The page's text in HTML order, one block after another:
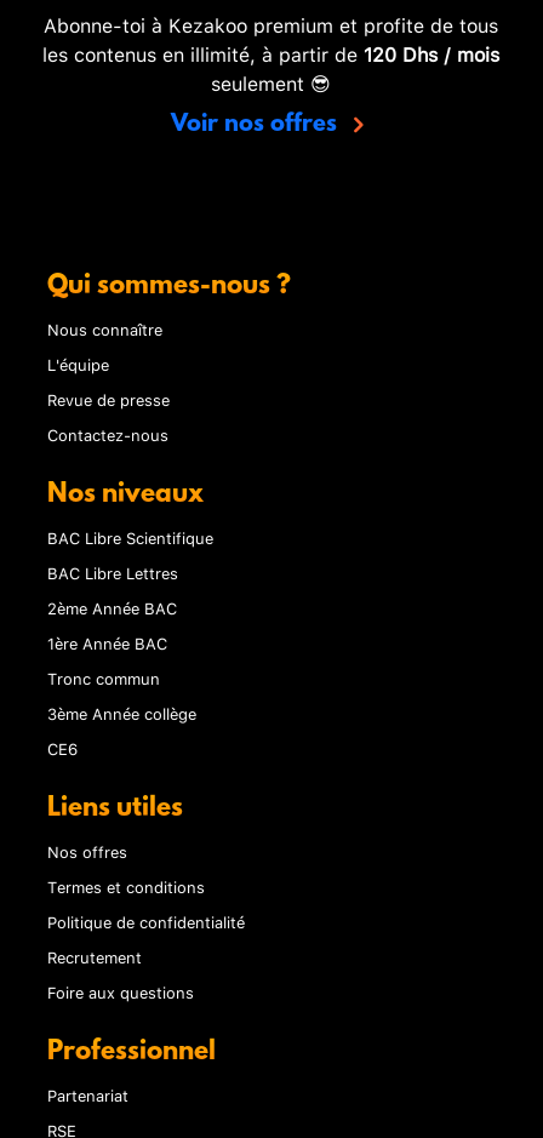
Abonne-toi à Kezakoo premium et profite de tous
les contenus en illimité, à partir de 120 Dhs / mois
seulement 😎
Voir nos offres
Qui sommes-nous ?
Nous connaître
L'équipe
Revue de presse
Contactez-nous
Nos niveaux
BAC Libre Scientifique
BAC Libre Lettres
2ème Année BAC
1ère Année BAC
Tronc commun
3ème Année collège
CE6
Liens utiles
Nos offres
Termes et conditions
Politique de confidentialité
Recrutement
Foire aux questions
Professionnel
Partenariat
RSE